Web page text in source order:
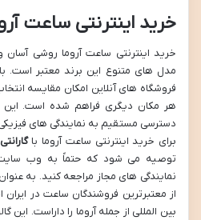
خرید اینترنتی ساعت
خرید اینترنتی ساعت آروما روشی
مدل های متنوع این برند معتبر است.
فروشگاه های آنلاین امکان مقایسه
هر مکان دیگری فراهم شده است. این
دسترسی مستقیم به نمایندگی های
برای خرید اینترنتی ساعت آروما با
توصیه می شود که حتماً به وب
نمایندگی های مجاز مراجعه کنید. به